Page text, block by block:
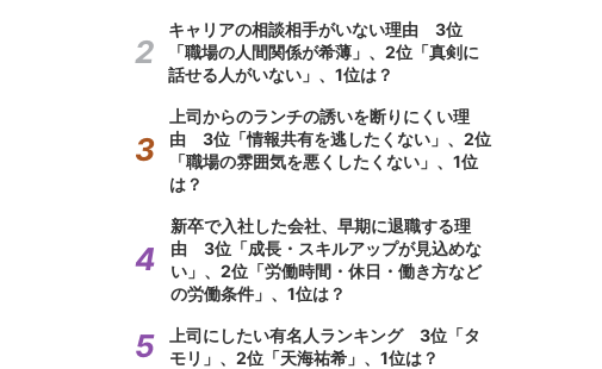
キャリアの相談相手がいない理由 3位
「職場の人間関係が希薄」、2位「真剣に
話せる人がいない」、1位は？
上司からのランチの誘いを断りにくい理
由 3位「情報共有を逃したくない」、2位
「職場の雰囲気を悪くしたくない」、1位
は？
新卒で入社した会社、早期に退職する理
由 3位「成長・スキルアップが見込めな
い」、2位「労働時間・休日・働き方など
の労働条件」、1位は？
上司にしたい有名人ランキング 3位「タ
モリ」、2位「天海祐希」、1位は？